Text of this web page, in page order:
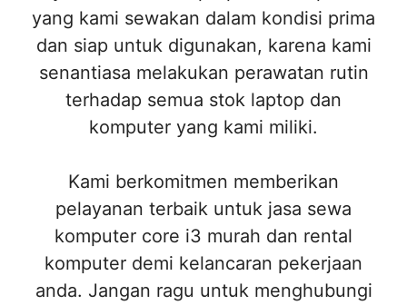
yang kami sewakan dalam kondisi prima
dan siap untuk digunakan, karena kami
senantiasa melakukan perawatan rutin
terhadap semua stok laptop dan
komputer yang kami miliki.
Kami berkomitmen memberikan
pelayanan terbaik untuk jasa sewa
komputer core i3 murah dan rental
komputer demi kelancaran pekerjaan
anda. Jangan ragu untuk menghubungi